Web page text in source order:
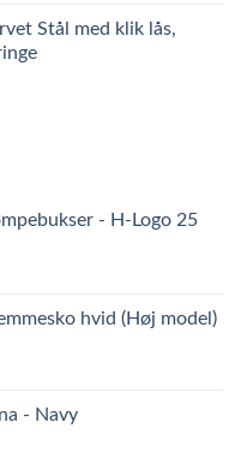
Stål med klik lås,
- H-Logo 25
hvid (Høj model)
- Navy